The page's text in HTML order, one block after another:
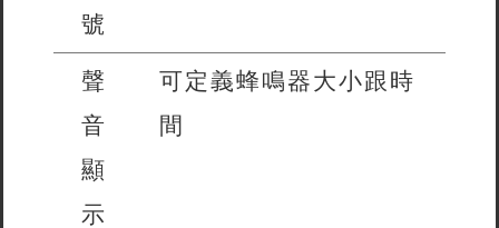
號
聲
音
顯
示
可定義蜂鳴器大小跟時
間